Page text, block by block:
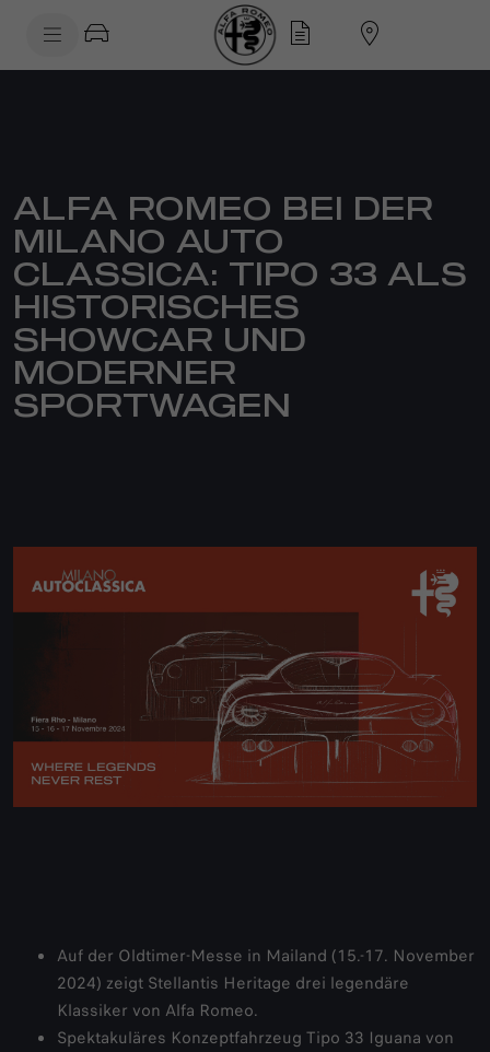
ALFA ROMEO BEI DER
MILANO AUTO
CLASSICA: TIPO 33 ALS
HISTORISCHES
SHOWCAR UND
MODERNER
SPORTWAGEN
Auf der Oldtimer-Messe in Mailand (15.-17. November
2024) zeigt Stellantis Heritage drei legendäre
Klassiker von Alfa Romeo.
Spektakuläres Konzeptfahrzeug Tipo 33 Iguana von